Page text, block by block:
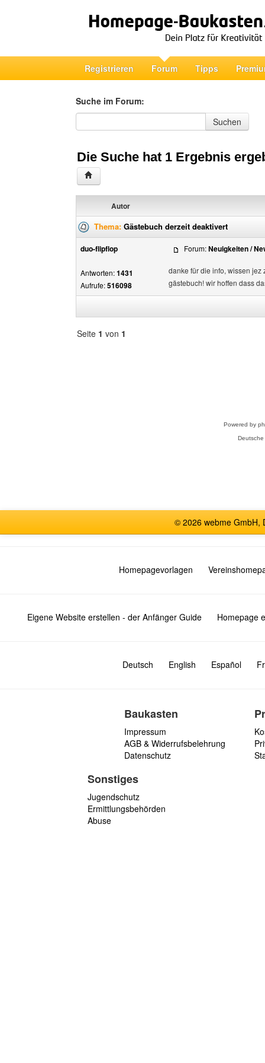
Registrieren Forum Tipps
Suche im Forum:
Suche im Forum
Suchen
Die Suche hat 1 Ergebnis
Autor
Thema: Gästebuch derzeit deaktivert
duo-flipflop
Antworten:1431
Aufrufe:516098
Forum:Neuigkeiten /
danke für die info, wissen
gästebuch! wir hoffen dass
Seite 1 von 1
Powered by
© 2026 webme GmbH,
Homepagevorlagen
Eigene Website erstellen - der Anfänger Guide Homepage
Deutsch English Español
Baukasten
Impressum
AGB & Widerrufsbelehrung
Datenschutz
Sonstiges
Jugendschutz
Ermittlungsbehörden
Abuse